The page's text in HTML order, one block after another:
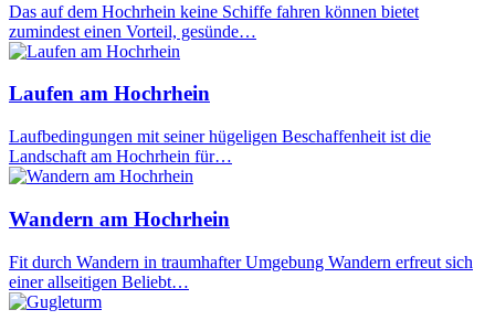
Das auf dem Hochrhein keine Schiffe fahren können bietet
zumindest einen Vorteil, gesünde…
Laufen am Hochrhein
Laufbedingungen mit seiner hügeligen Beschaffenheit ist die
Landschaft am Hochrhein für…
Wandern am Hochrhein
Fit durch Wandern in traumhafter Umgebung Wandern erfreut sich
einer allseitigen Beliebt…